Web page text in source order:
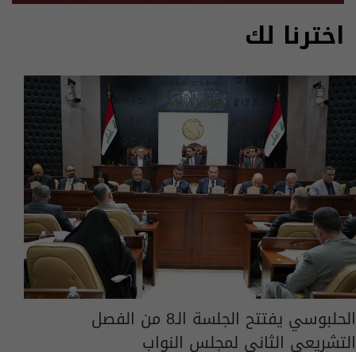
اخترنا لك
الحلبوسي يفتتح الجلسة الـ8 من الفصل
التشريعي الثاني لمجلس النواب